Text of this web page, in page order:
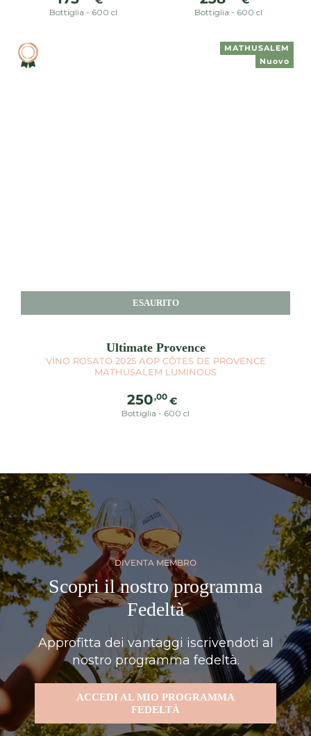
regolare
Bottiglia - 600 cl
regolare
Bottiglia - 600 cl
Ultimate Provence
VINO ROSATO 2025 AOP CÔTES DE PROVENCE
MATHUSALEM LUMINOUS
Prezzo
regolare
250,00 €
Bottiglia - 600 cl
ESAURITO
MATHUSALEM
Nuovo
DIVENTA MEMBRO
Scopri il nostro programma
Fedeltà
Approfitta dei vantaggi iscrivendoti al
nostro programma fedeltà.
ACCEDI AL MIO PROGRAMMA
FEDELTÀ